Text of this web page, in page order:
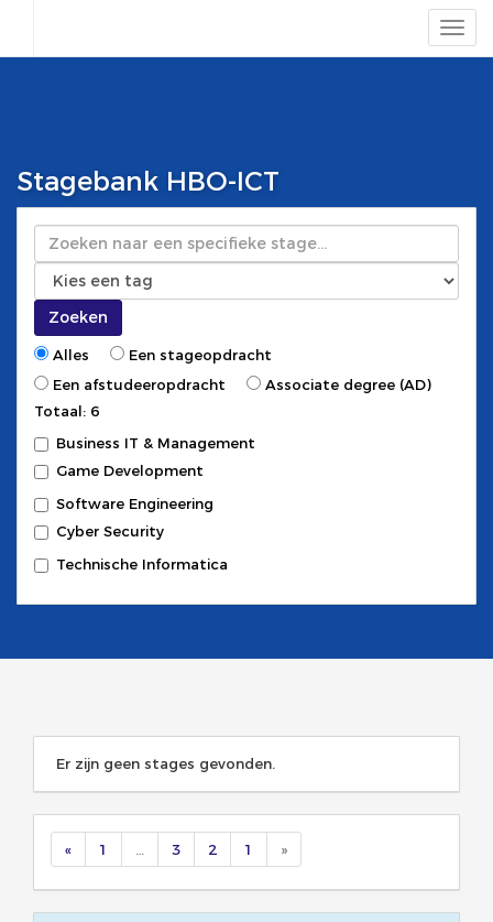
Stagebank HBO-ICT
Zoeken
Zoeken
Alles
Een stageopdracht
Een afstudeeropdracht
Associate degree (AD)
Totaal: 6
Business IT & Management
Game Development
Software Engineering
Cyber Security
Technische Informatica
Er zijn geen stages gevonden.
« 1 3 2 1 »